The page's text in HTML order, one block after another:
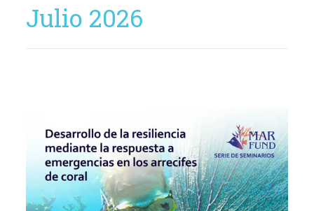
Julio 2026